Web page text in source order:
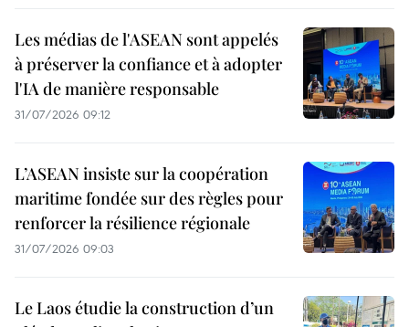
Les médias de l'ASEAN sont appelés
à préserver la confiance et à adopter
l'IA de manière responsable
31/07/2026 09:12
L’ASEAN insiste sur la coopération
maritime fondée sur des règles pour
renforcer la résilience régionale
31/07/2026 09:03
Le Laos étudie la construction d’un